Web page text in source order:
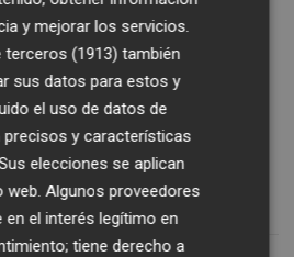
recorre la historia
días.
y mejorar los servicios.
terceros (1913) también
sus datos para estos y
el uso de datos de
y características
elecciones se aplican
Algunos proveedores
en el interés legítimo en
tiene derecho a